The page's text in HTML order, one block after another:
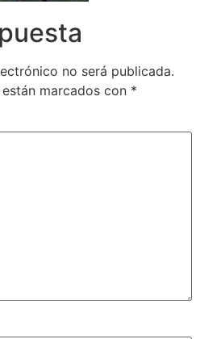
no será publicada.
marcados con *